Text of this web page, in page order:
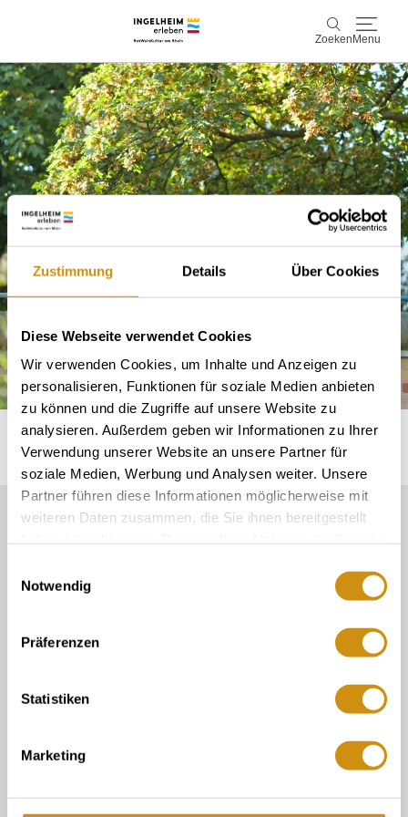
Zustimmung Details Über Cookies
Diese Webseite verwendet Cookies
Wir verwenden Cookies, um Inhalte und Anzeigen zu
personalisieren, Funktionen für soziale Medien anbieten
zu können und die Zugriffe auf unsere Website zu
analysieren. Außerdem geben wir Informationen zu Ihrer
Verwendung unserer Website an unsere Partner für
soziale Medien, Werbung und Analysen weiter. Unsere
Partner führen diese Informationen möglicherweise mit
weiteren Daten zusammen, die Sie ihnen bereitgestellt
Notwendig
Präferenzen
Statistiken
Marketing
Zoeken Menu
Zoeken
Ontdek & ervaar
Wijn & Plezier
Kaiserpfalz, geschiedenis & cultuur
Plan & Book
Accommodaties Boek ervaringen
Startseite Info & service Tips voor vrije tijd
Onze Service Contact:
Of gewoon per e-mail
Contact